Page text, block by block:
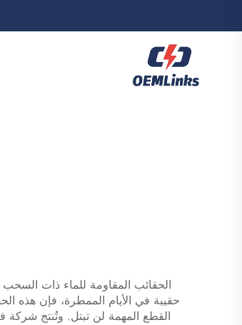
الحقائب المقاومة للماء ذات
حقيبة في الأيام الممطرة، فإن هذه
القطع المهمة لن تبتل. وتُنتج شركة